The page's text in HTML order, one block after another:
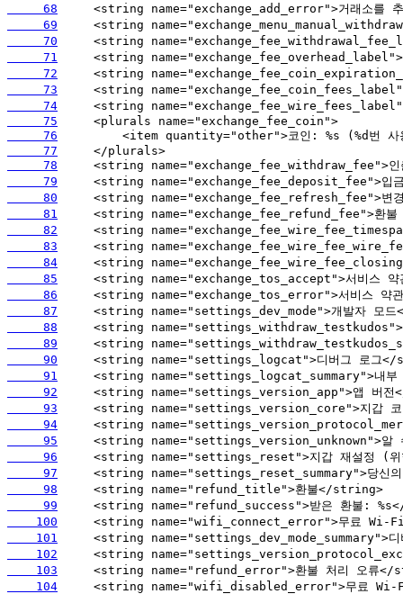
     68
     69
     70
     71
     72
     73
     74
     75
     76
     77
     78
     79
     80
     81
     82
     83
     84
     85
     86
     87
     88
     89
     90
     91
     92
     93
     94
     95
     96
     97
     98
     99
    100
    101
    102
    103
    104